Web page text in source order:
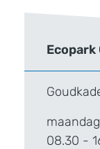
Ecopark
08.30 -